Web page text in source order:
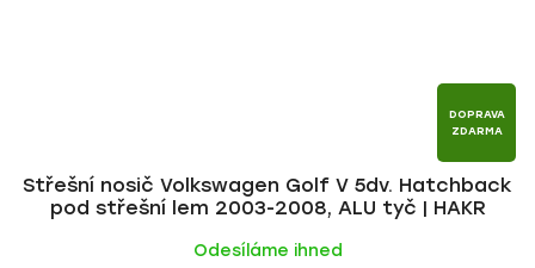
DOPRAVA
ZDARMA
Střešní nosič Volkswagen Golf V 5dv. Hatchback
pod střešní lem 2003-2008, ALU tyč | HAKR
Odesíláme ihned